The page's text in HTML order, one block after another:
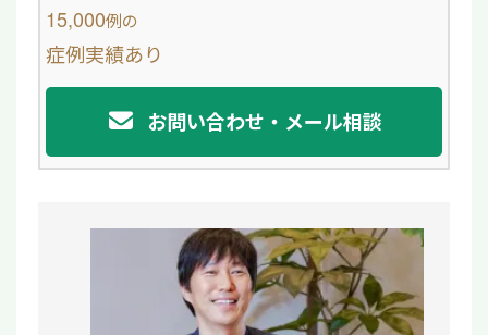
15,000例の
症例実績あり
お問い合わせ・メール相談